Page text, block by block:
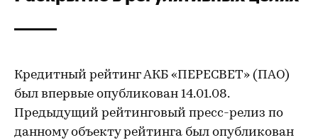
Кредитный рейтинг АКБ «ПЕРЕСВЕТ» (ПАО)
был впервые опубликован 14.01.08.
Предыдущий рейтинговый пресс-релиз по
данному объекту рейтинга был опубликован